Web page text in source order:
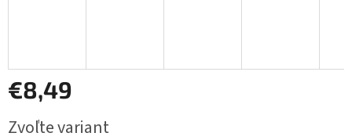
€8,49
cena:
Zvoľte variant